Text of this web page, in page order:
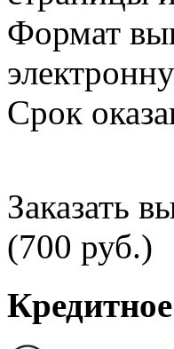
Формат
Срок
Заказать
(700 руб.)